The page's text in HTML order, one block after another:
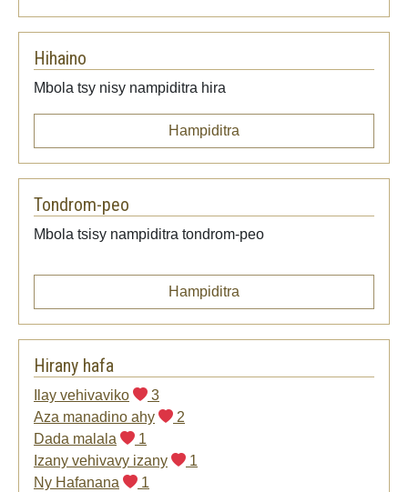
Hihaino
Mbola tsy nisy nampiditra hira
Hampiditra
Tondrom-peo
Mbola tsisy nampiditra tondrom-peo
Hampiditra
Hirany hafa
Ilay vehivaviko
3
Aza manadino ahy
2
Dada malala
1
Izany vehivavy izany
1
Ny Hafanana
1